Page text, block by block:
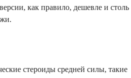
как правило, дешевле и столь
стероиды средней силы, такие